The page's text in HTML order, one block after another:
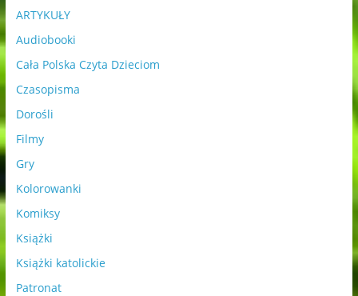
ARTYKUŁY
Audiobooki
Cała Polska Czyta Dzieciom
Czasopisma
Dorośli
Filmy
Gry
Kolorowanki
Komiksy
Książki
Książki katolickie
Patronat